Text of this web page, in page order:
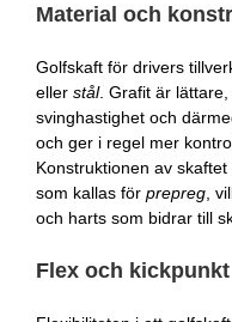
Material och
Golfskaft för drivers
eller stål. Grafit är
svinghastighet och
och ger i regel mer
Konstruktionen av
som kallas för prepreg ,
och harts som bidrar till
Flex och kickpunkt